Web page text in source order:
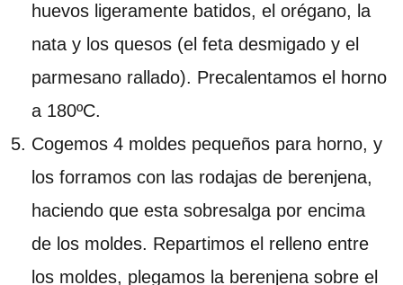
huevos ligeramente batidos, el orégano, la
nata y los quesos (el feta desmigado y el
parmesano rallado). Precalentamos el horno
a 180ºC.
Cogemos 4 moldes pequeños para horno, y
los forramos con las rodajas de berenjena,
haciendo que esta sobresalga por encima
de los moldes. Repartimos el relleno entre
los moldes, plegamos la berenjena sobre el